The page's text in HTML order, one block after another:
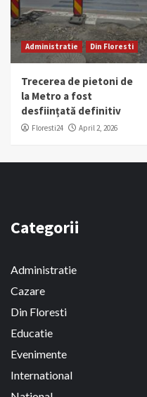
Administratie Din Floresti
Trecerea de pietoni de
la Metro a fost
desființată definitiv
Floresti24 April 2, 2026
Categorii
Administratie
Cazare
Din Floresti
Educatie
Evenimente
International